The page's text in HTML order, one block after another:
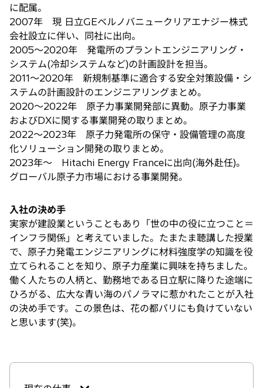
に配属。
2007年 現 日立GEベルノバニュークリアエナジー株式
会社設立に伴い、同社に出向。
2005～2020年 発電所のプラントエンジニアリング・
システム(冷却システムなど)の計画設計を担当。
2011～2020年 新規制基準に適合する安全対策設備・シ
ステムの計画設計のエンジニアリングまとめ。
2020～2022年 原子力事業開発部に異動。原子力事業
およびDXに関する事業開発の取りまとめ。
2022～2023年 原子力発電所の保守・設備管理の高度
化ソリューション開発の取りまとめ。
2023年～ Hitachi Energy Franceに出向(海外赴任)。
グローバル原子力市場における事業開発。
入社の決め手
実家が建設業ということもあり「世の中の役に立つこと＝
インフラ関係」と考えていました。たまたま聴講した授業
で、原子力発電エンジニアリングに材料強度学の知識を役
立てられることを知り、原子力産業に興味を持ちました。
働く人たちの人柄と、勤務地である日立駅に降りた途端に
ひろがる、広大な青い海のパノラマに惹かれたことが入社
の決め手です。この景色は、花の都パリにも負けていない
と思います(笑)。